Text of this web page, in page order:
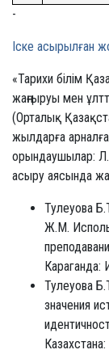
-
Іске асырылған
«Тарихи білім
жаңғыруы мен
(Орталық
жылдарға
орындаушылар:
асыру аясында
Тулеуова
Ж.М.
Караганда:
Тулеуова
значения